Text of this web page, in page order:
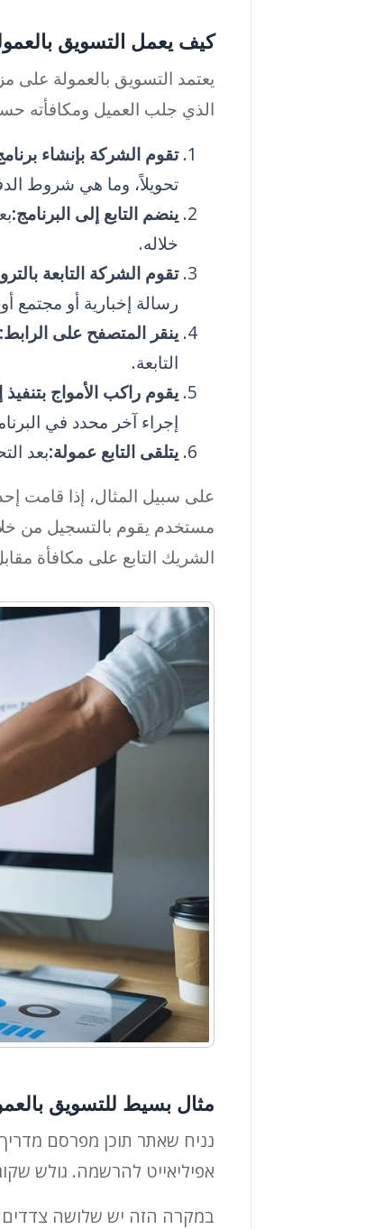
كيف يعمل التسويق
يعتمد التسويق بالعمولة على
الذي جلب العميل ومكافأته
تقوم الشركة بإنشاء
تحويلاً، وما هي شروط
ينضم التابع إلى البرنامج:
خلاله.
تقوم الشركة التابعة
رسالة إخبارية أو مجتمع
ينقر المتصفح على الرابط:
التابعة.
يقوم راكب الأمواج بتنفيذ
إجراء آخر محدد في
يتلقى التابع عمولة:بعد
على سبيل المثال، إذا قامت
مستخدم يقوم بالتسجيل من
الشريك التابع على مكافأة
مثال بسيط للتسويق
נניח שאתר תוכן מפרסם
אפיליאייט להרשמה. גולש
במקרה הזה יש שלושה